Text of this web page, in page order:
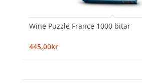
Wine Puzzle France 1000 bitar
445,00kr